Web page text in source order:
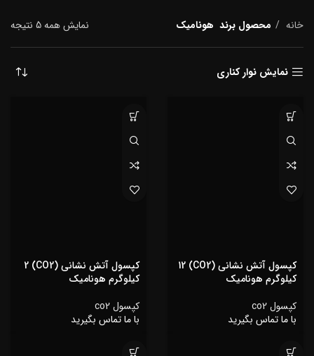
خانه محصول برند هونامیک نمایش همه 5 نتیجه
نمایش نوار کناری
کپسول آتش نشانی (CO2) 12
کیلوگرم هونامیک
کپسول co2
با ما تماس بگیرید
کپسول آتش نشانی (CO2) 2
کیلوگرم هونامیک
کپسول co2
با ما تماس بگیرید